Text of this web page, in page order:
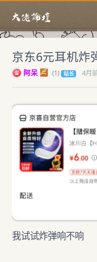
京东6元耳机炸
阿呆 (1) 站长 4月
我试试炸弹响不响